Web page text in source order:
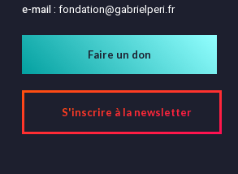
e-mail : fondation@gabrielperi.fr
Faire un don
S'inscrire à la newsletter